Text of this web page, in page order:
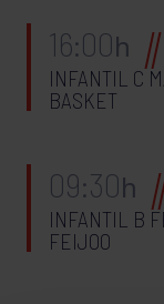
16:00h
INFANTIL C
BASKET
09:30h
INFANTIL B
FEIJOO